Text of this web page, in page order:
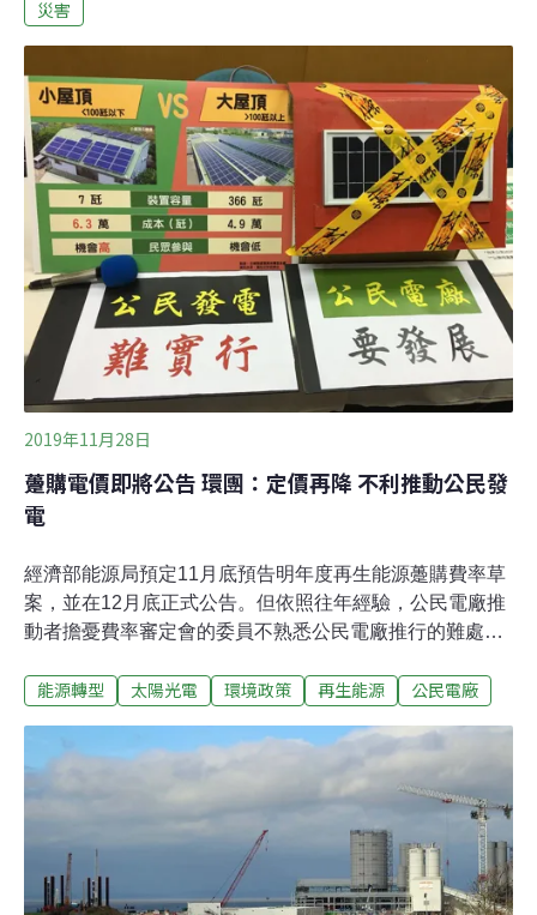
2018年間最強烈的颱風也重創菲律賓。2018年受災最嚴重
國家前五名分別為日本、菲律賓、德國、馬達加斯加、印
度。加拿大第9、台灣第75名。今年氣候風險指數 富裕國
家多上榜 專家：值得注意4日在馬德里聯合國氣候大會
（COP25）現場，根據看守德國發表的最新氣候風險指
數，熱浪是2018年間的主要氣候災害來源。2018年間前十
個風險最高的國家中，德國、日本和印度都深受持續更久
的熱浪所苦。最近的科學研究已證實，氣候變遷和極端高
溫的發生頻率與強度，有高度關聯性。舉例
災害
2019年11月28日
躉購電價即將公告 環團：定價再降 不利推動公民發
電
經濟部能源局預定11月底預告明年度再生能源躉購費率草
案，並在12月底正式公告。但依照往年經驗，公民電廠推
動者擔憂費率審定會的委員不熟悉公民電廠推行的難處和
共同跳出來喊話，呼籲經濟部不應調降小案場的費率，反
源轉型的重要貢獻者。公民發綠電的特徵是規模較小、帳
面價值不高，融資相對不易，若再調降費率，造成投資回
收時間拉長，更容易讓社區推動者卻步。由主婦聯盟環境
保護基金會、綠主張綠電生產合作社、綠色公民行動聯
盟、台灣再生能源推動聯盟和荒野保護協會組成的「能源
轉型推動聯盟」27日共同召開記者會，高呼「中央定價不
能源轉型 太陽光電 環境政策 再生能源 公民電廠